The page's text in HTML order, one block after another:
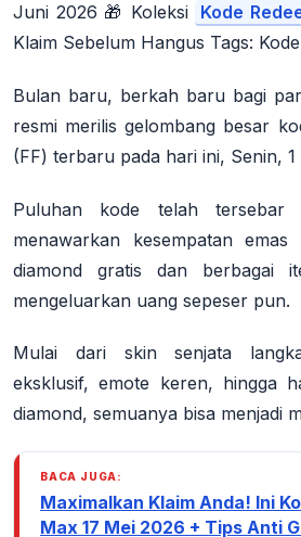
Juni 2026 🎁 Koleksi Kode
Klaim Sebelum Hangus Tags:
Bulan baru, berkah baru bagi
resmi merilis gelombang besar
(FF) terbaru pada hari ini, Senin, 1
Puluhan kode telah tersebar
menawarkan kesempatan
diamond gratis dan berbagai
mengeluarkan uang sepeser pun.
Mulai dari skin senjata
eksklusif, emote keren, hingga
diamond, semuanya bisa menjadi
BACA JUGA:
Maximalkan Klaim Anda! Ini
Max 17 Mei 2026 + Tips Anti